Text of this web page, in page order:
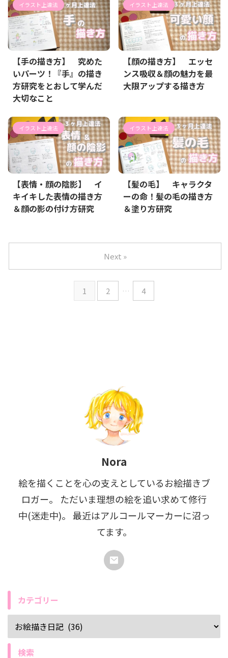
イラスト上達法
【手の描き方】 究めた
いパーツ！『手』の描き
方研究をとおして学んだ
大切なこと
イラスト上達法
【顔の描き方】 エッセ
ンス吸収＆顔の魅力を最
大限アップする描き方
イラスト上達法
【表情・顔の陰影】 イ
キイキした表情の描き方
＆顔の影の付け方研究
イラスト上達法
【髪の毛】 キャラクタ
ーの命！髪の毛の描き方
＆塗り方研究
1 2 … 4
Next »
Nora
絵を描くことを心の支えとしているお絵描きブ
ロガー。 ただいま理想の絵を追い求めて修行
中(迷走中)。 最近はアルコールマーカーに沼っ
てます。
カテゴリー
検索